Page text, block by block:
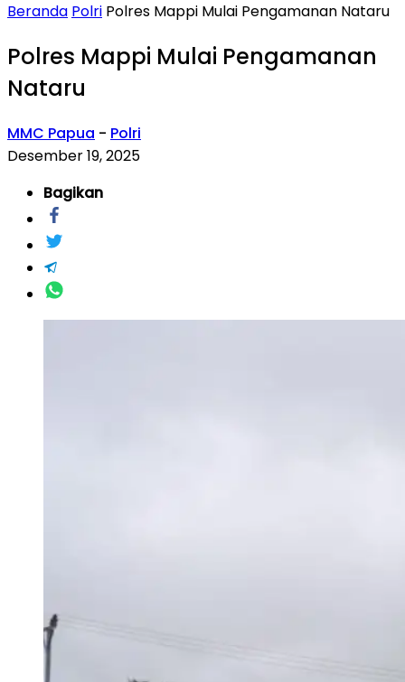
Beranda Polri Polres Mappi Mulai Pengamanan Nataru‎
Polres Mappi Mulai Pengamanan
Nataru‎
MMC Papua - Polri
Desember 19, 2025
Bagikan